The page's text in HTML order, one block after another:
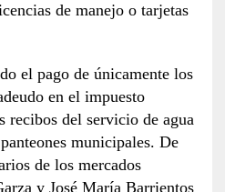
de manejo o tarjetas
el pago de únicamente los
en el impuesto
recibos del servicio de agua
municipales. De
de los mercados
y José María Barrientos